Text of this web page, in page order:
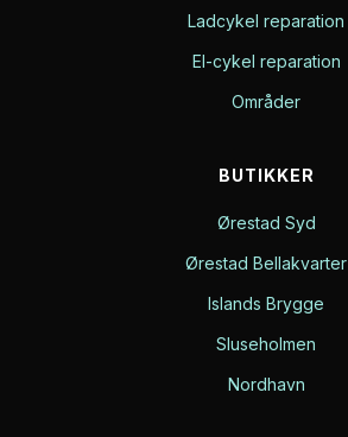
Ladcykel reparation
El-cykel reparation
Områder
BUTIKKER
Ørestad Syd
Ørestad Bellakvarter
Islands Brygge
Sluseholmen
Nordhavn